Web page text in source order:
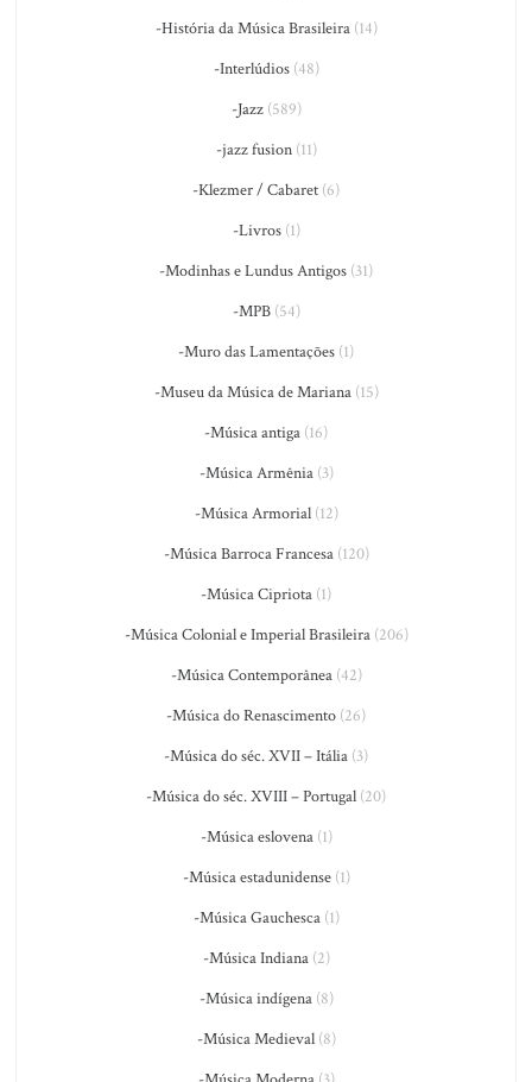
-História da Música Brasileira(14)
-Interlúdios(48)
-Jazz(589)
-jazz fusion(11)
-Klezmer / Cabaret (6)
-Livros(1)
-Modinhas e Lundus Antigos (31)
-MPB(54)
-Muro das Lamentações (1)
-Museu da Música de Mariana(15)
-Música antiga (16)
-Música Armênia(3)
-Música Armorial(12)
-Música Barroca Francesa(120)
-Música Cipriota (1)
-Música Colonial e Imperial Brasileira(206)
-Música Contemporânea(42)
-Música do Renascimento (26)
-Música do séc. XVII – Itália (3)
-Música do séc. XVIII – Portugal (20)
-Música eslovena(1)
-Música estadunidense(1)
-Música Gauchesca(1)
-Música Indiana(2)
-Música indígena(8)
-Música Medieval(8)